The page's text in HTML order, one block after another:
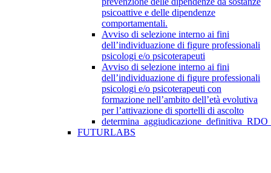
psicoattive e delle dipendenze
comportamentali.
Avviso di selezione interno ai fini
dell’individuazione di figure professionali
psicologi e/o psicoterapeuti
Avviso di selezione interno ai fini
dell’individuazione di figure professionali
psicologi e/o psicoterapeuti con
formazione nell’ambito dell’età evolutiva
per l’attivazione di sportelli di ascolto
FUTURLABS